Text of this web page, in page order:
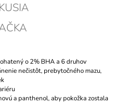
o 2% BHA a 6 druhov
nečistôt, prebytočného mazu,
a panthenol, aby pokožka zostala